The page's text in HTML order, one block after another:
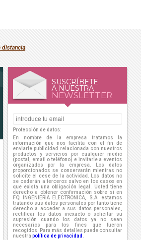
distancia
SUSCRÍBETE
A NUESTRA
NEWSLETTER
Protección de datos:
En nombre de la empresa tratamos la
información que nos facilita con el fin de
enviarle publicidad relacionada con nuestros
productos y servicios por cualquier medio
(postal, email o teléfono) e invitarle a eventos
organizados por la empresa. Los datos
proporcionados se conservarán mientras no
solicite el cese de la actividad. Los datos no
se cederán a terceros salvo en los casos en
que exista una obligación legal. Usted tiene
derecho a obtener confirmación sobre si en
FQ INGENIERIA ELECTRONICA, S.A. estamos
tratando sus datos personales por tanto tiene
derecho a acceder a sus datos personales,
rectificar los datos inexacto o solicitar su
supresión cuando los datos ya no sean
necesarios para los fines que fueron
recogidos. Para más detalles puede consultar
nuestra política de privacidad.